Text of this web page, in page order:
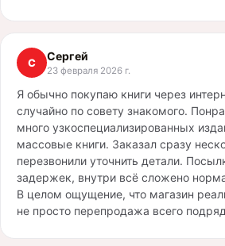
С Сергей
23 февраля 2026 г.
Я обычно покупаю книги через
случайно по совету знакомого.
много узкоспециализированных
массовые книги. Заказал сразу
перезвонили уточнить детали.
задержек, внутри всё сложено
В целом ощущение, что магазин
не просто перепродажа всего